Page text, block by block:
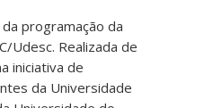
programação da
Udesc. Realizada de
iniciativa de
da Universidade